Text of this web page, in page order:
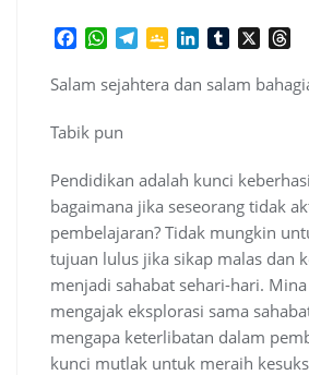
c
b
o
o
k
W
a
s
A
p
p
T
l
m
G
o
C
l
a
s
s
r
o
o
m
n
n
T
m
X
r
e
Salam sejahtera dan salam
Tabik pun
Pendidikan adalah kunci
bagaimana jika seseorang tidak
pembelajaran? Tidak mungkin
tujuan lulus jika sikap malas dan
menjadi sahabat sehari-hari.
mengajak eksplorasi sama
mengapa keterlibatan dalam
kunci mutlak untuk meraih